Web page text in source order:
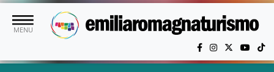
Vai al contenuto principale
MENU